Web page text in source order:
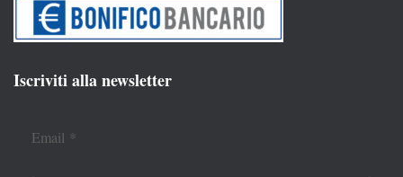
Iscriviti alla newsletter
Email *